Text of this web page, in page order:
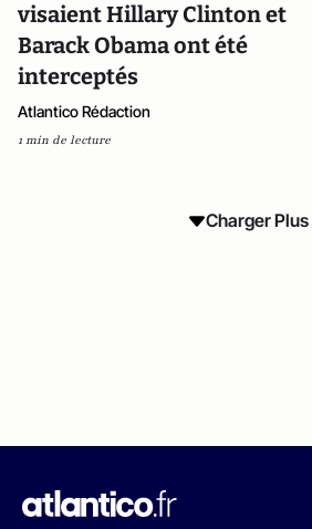
visaient Hillary Clinton et
Barack Obama ont été
interceptés
Atlantico Rédaction
1 min de lecture
Charger Plus